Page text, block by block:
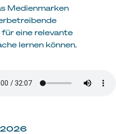
Medienmarken
eine relevante
lernen können.